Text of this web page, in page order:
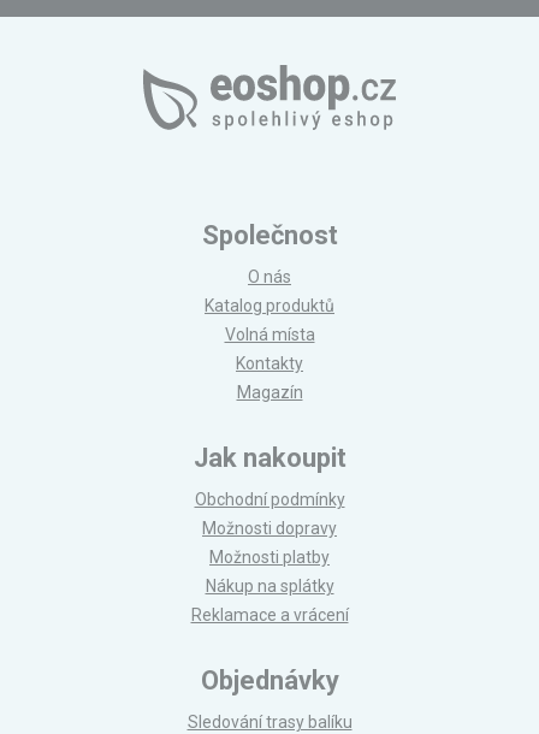
Společnost
O nás
Katalog produktů
Volná místa
Kontakty
Magazín
Jak nakoupit
Obchodní podmínky
Možnosti dopravy
Možnosti platby
Nákup na splátky
Reklamace a vrácení
Objednávky
Sledování trasy balíku